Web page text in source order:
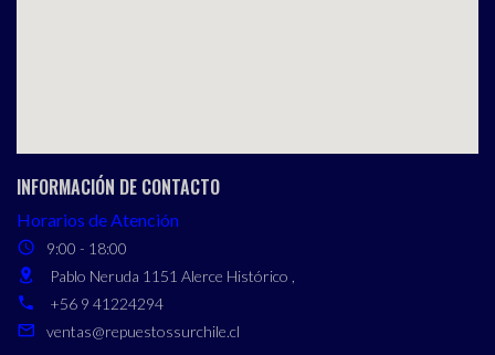
INFORMACIÓN DE CONTACTO
Horarios de Atención
9:00 - 18:00
Pablo Neruda 1151 Alerce Histórico ,
+56 9 41224294
ventas@repuestossurchile.cl